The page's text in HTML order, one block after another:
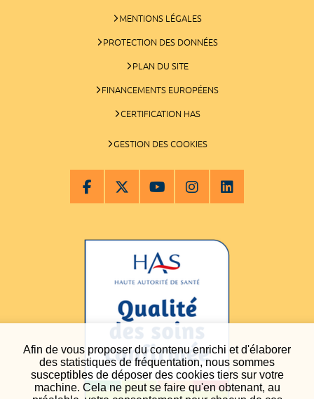
Afin de vous proposer du contenu enrichi et d'élaborer
des statistiques de fréquentation, nous sommes
susceptibles de déposer des cookies tiers sur votre
machine. Cela ne peut se faire qu'en obtenant, au
MENTIONS LÉGALES
PROTECTION DES DONNÉES
PLAN DU SITE
FINANCEMENTS EUROPÉENS
CERTIFICATION HAS
GESTION DES COOKIES